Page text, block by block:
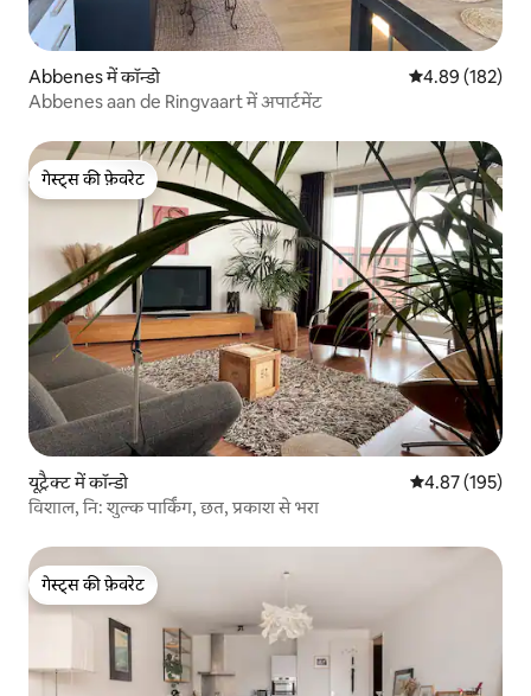
Abbenes में कॉन्डो औसत रेटिंग 5 में से
4.89 (182)
Abbenes aan de Ringvaart में अपार्टमेंट
गेस्ट्स की फ़ेवरेट
गेस्ट्स की फ़ेवरेट
यूट्रैक्ट में कॉन्डो औसत रेटिंग 5 में से
4.87 (195)
विशाल, नि: शुल्क पार्किंग, छत, प्रकाश से भरा
गेस्ट्स की फ़ेवरेट
गेस्ट्स की फ़ेवरेट